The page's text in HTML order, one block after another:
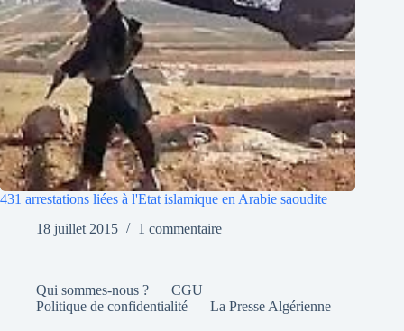
431 arrestations liées à l'Etat islamique en Arabie saoudite
18 juillet 2015
1 commentaire
Qui sommes-nous ?
CGU
Politique de confidentialité
La Presse Algérienne